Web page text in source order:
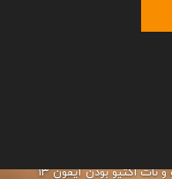
نات اکتیو بودن آیفون ۱۳